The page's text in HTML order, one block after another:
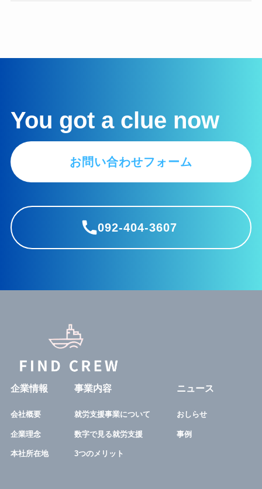
You got a clue now
お問い合わせフォーム
092-404-3607
企業情報
会社概要
企業理念
本社所在地
事業内容
就労支援事業について
数字で見る就労支援
3つのメリット
ニュース
おしらせ
事例